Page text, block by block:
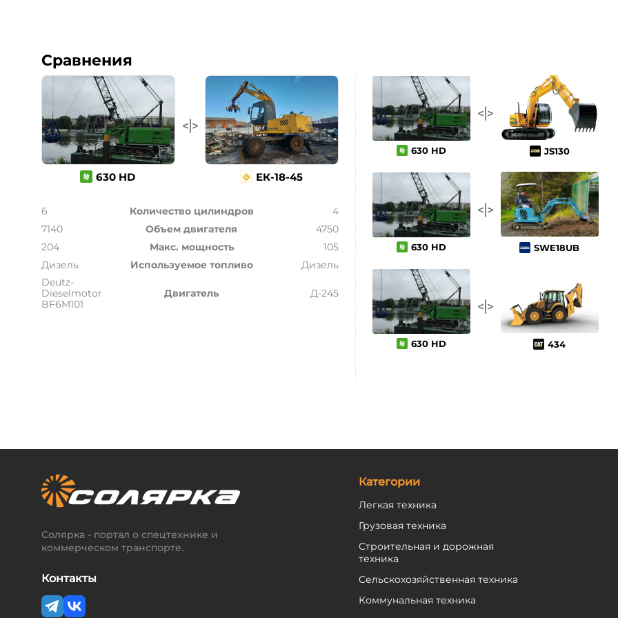
Сравнения
630 HD ЕК-18-45
6 Количество цилиндров
4
7140
Объем двигателя
4750
204
Макс. мощность
105
Дизель
Используемое топливо
Дизель
Deutz-
Dieselmotor
BF6M101
Двигатель Д-245
630 HD JS130
630 HD SWE18UB
630 HD 434
Солярка - портал о спецтехнике и
коммерческом транспорте.
Контакты
Категории
Легкая техника
Грузовая техника
Строительная и дорожная
техника
Сельскохозяйственная техника
Коммунальная техника